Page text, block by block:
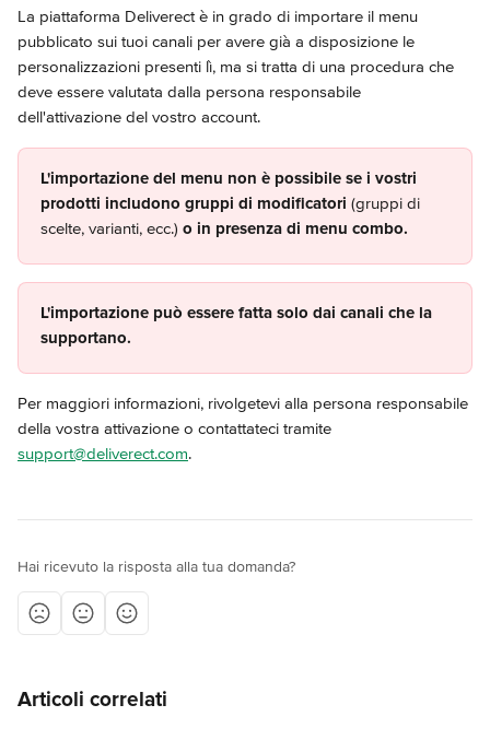
La piattaforma Deliverect è in grado di importare il menu
pubblicato sui tuoi canali per avere già a disposizione le
personalizzazioni presenti lì, ma si tratta di una procedura che
deve essere valutata dalla persona responsabile
dell'attivazione del vostro account.
L'importazione del menu non è possibile se i vostri
prodotti includono gruppi di modificatori (gruppi di
scelte, varianti, ecc.) o in presenza di menu combo.
L'importazione può essere fatta solo dai canali che la
supportano.
Per maggiori informazioni, rivolgetevi alla persona responsabile
della vostra attivazione o contattateci tramite
support@deliverect.com.
Hai ricevuto la risposta alla tua domanda?
Articoli correlati